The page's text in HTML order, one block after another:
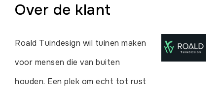
Over de klant
Roald Tuindesign wil tuinen maken
voor mensen die van buiten
houden. Een plek om echt tot rust